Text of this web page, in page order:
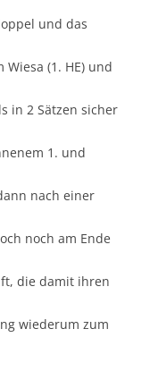
und das
(1. HE) und
in 2 Sätzen sicher
1. und
nach einer
noch am Ende
die damit ihren
wiederum zum